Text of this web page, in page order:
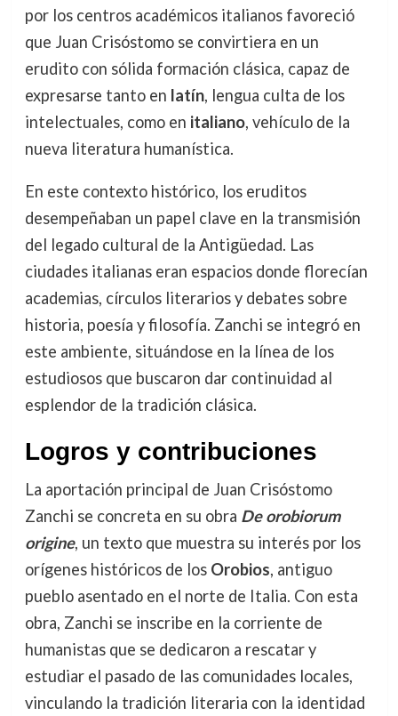
por los centros académicos italianos favoreció
que Juan Crisóstomo se convirtiera en un
erudito con sólida formación clásica, capaz de
expresarse tanto en latín, lengua culta de los
intelectuales, como en italiano, vehículo de la
nueva literatura humanística.
En este contexto histórico, los eruditos
desempeñaban un papel clave en la transmisión
del legado cultural de la Antigüedad. Las
ciudades italianas eran espacios donde florecían
academias, círculos literarios y debates sobre
historia, poesía y filosofía. Zanchi se integró en
este ambiente, situándose en la línea de los
estudiosos que buscaron dar continuidad al
esplendor de la tradición clásica.
Logros y contribuciones
La aportación principal de Juan Crisóstomo
Zanchi se concreta en su obra De orobiorum
origine, un texto que muestra su interés por los
orígenes históricos de los Orobios, antiguo
pueblo asentado en el norte de Italia. Con esta
obra, Zanchi se inscribe en la corriente de
humanistas que se dedicaron a rescatar y
estudiar el pasado de las comunidades locales,
vinculando la tradición literaria con la identidad